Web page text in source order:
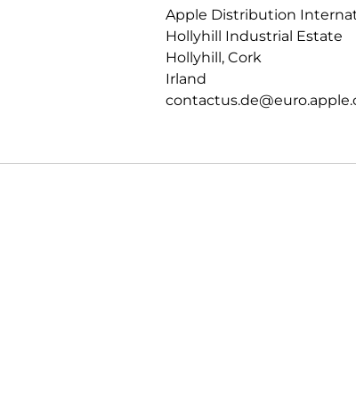
PRIVATSPHÄRE.
Datenschutz und Sicherheit
Apple Distribution
Hollyhill Industrial Estate
Hollyhill, Cork
Irland